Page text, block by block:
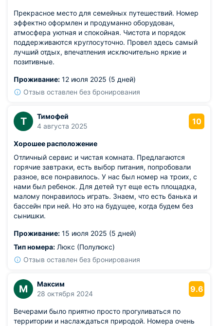
Прекрасное место для семейных путешествий. Номер
эффектно оформлен и продуманно оборудован,
атмосфера уютная и спокойная. Чистота и порядок
поддерживаются круглосуточно. Провел здесь самый
лучший отдых, впечатления исключительно яркие и
позитивные.
Проживание: 12 июля 2025 (5 дней)
Отзыв оставлен без бронирования
Т
Тимофей
4 августа 2025
10
Хорошее расположение
Отличный сервис и чистая комната. Предлагаются
горячие завтраки, есть выбор питания, попробовали
разное, все понравилось. У нас был номер на троих, с
нами был ребенок. Для детей тут еще есть площадка,
малому понравилось играть. Знаем, что есть банька и
бассейн при ней. Но это на будущее, когда будем без
сынишки.
Проживание: 15 июля 2025 (5 дней)
Тип номера: Люкс (Полулюкс)
Отзыв оставлен без бронирования
М
Максим
28 октября 2024
9.6
Вечерами было приятно просто прогуливаться по
территории и наслаждаться природой. Номера очень